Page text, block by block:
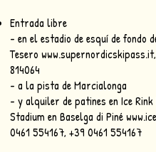
Entrada libre
- en el estadio de esquí de fondo
Tesero www.supernordicskipass.it,
814064
- a la pista de Marcialonga
- y alquiler de patines en Ice Rink
Stadium en Baselga di Piné
0461 554167, +39 0461 554167